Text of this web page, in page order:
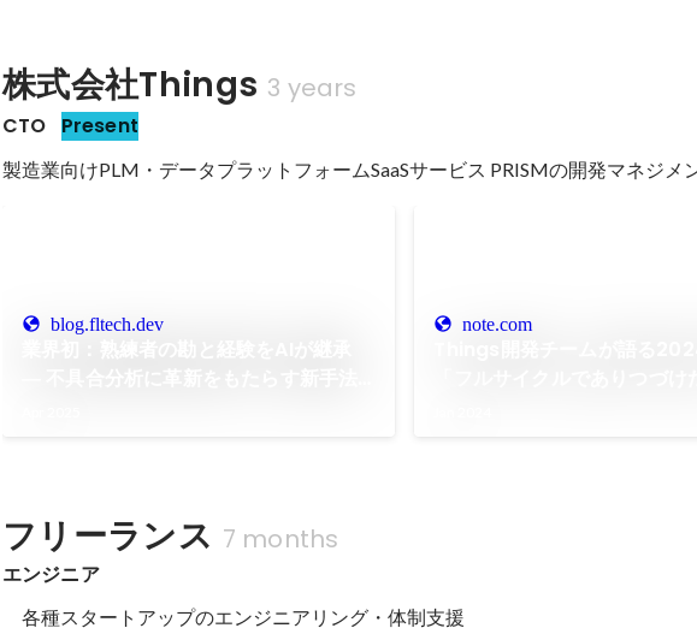
株式会社Things 3 years
CTO Present
製造業向けPLM・データプラットフォームSaaSサービス PRISMの開発マネジメ
blog.fltech.dev note.com
フリーランス 7 months
エンジニア
各種スタートアップのエンジニアリング・体制支援